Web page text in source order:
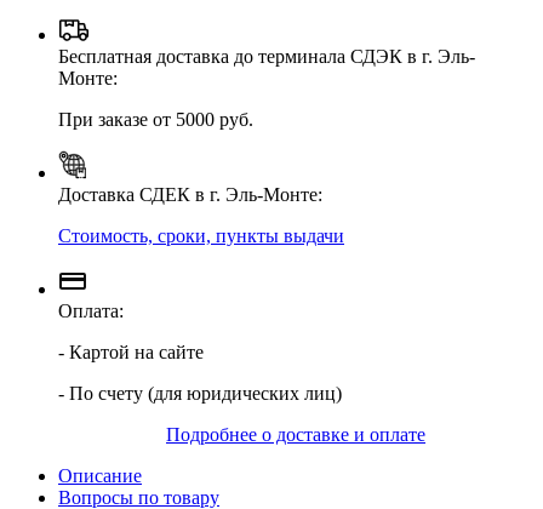
Бесплатная доставка до терминала СДЭК в г. Эль-
Монте:
При заказе от 5000 руб.
Доставка СДЕК в г. Эль-Монте:
Стоимость, сроки, пункты выдачи
Оплата:
- Картой на сайте
- По счету (для юридических лиц)
Подробнее о доставке и оплате
Описание
Вопросы по товару